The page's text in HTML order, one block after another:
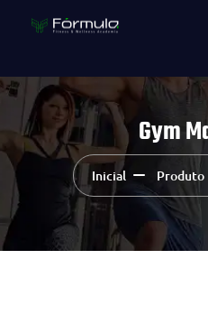
Gym
Inicial Produto